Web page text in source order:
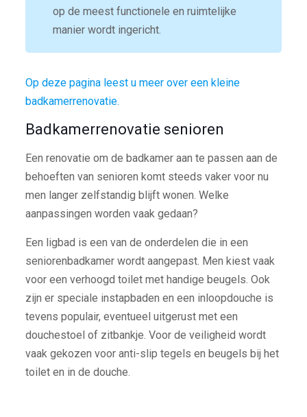
op de meest functionele en ruimtelijke
manier wordt ingericht.
Op deze pagina leest u meer over een kleine
badkamerrenovatie.
Badkamerrenovatie senioren
Een renovatie om de badkamer aan te passen aan de
behoeften van senioren komt steeds vaker voor nu
men langer zelfstandig blijft wonen. Welke
aanpassingen worden vaak gedaan?
Een ligbad is een van de onderdelen die in een
seniorenbadkamer wordt aangepast. Men kiest vaak
voor een verhoogd toilet met handige beugels. Ook
zijn er speciale instapbaden en een inloopdouche is
tevens populair, eventueel uitgerust met een
douchestoel of zitbankje. Voor de veiligheid wordt
vaak gekozen voor anti-slip tegels en beugels bij het
toilet en in de douche.